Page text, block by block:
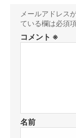
メールアドレス
ている欄は必須
コメント ※
名前